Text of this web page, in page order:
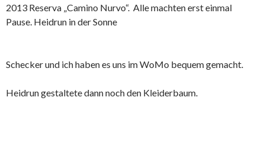
2013 Reserva „Camino Nurvo“. Alle machten erst einmal
Pause. Heidrun in der Sonne
Schecker und ich haben es uns im WoMo bequem gemacht.
Heidrun gestaltete dann noch den Kleiderbaum.